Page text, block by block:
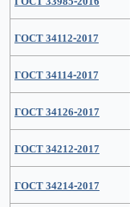
ГОСТ 34112-2017
ГОСТ 34114-2017
ГОСТ 34126-2017
ГОСТ 34212-2017
ГОСТ 34214-2017